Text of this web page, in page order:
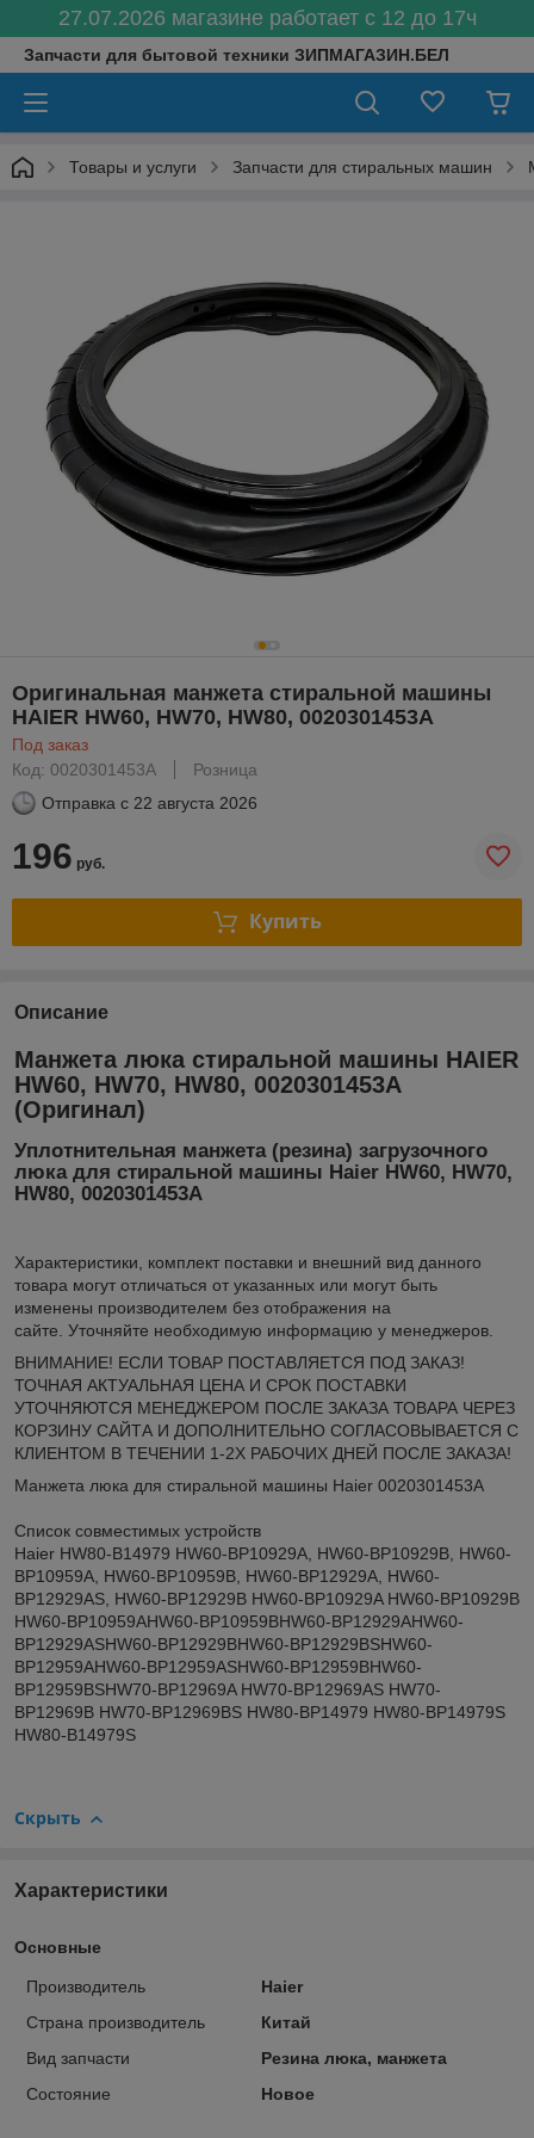
27.07.2026 магазине работает с 12 до 17ч
Запчасти для бытовой техники ЗИПМАГАЗИН.БЕЛ
Товары и услуги Запчасти для стиральных машин
Оригинальная манжета стиральной машины
HAIER HW60, HW70, HW80, 0020301453A
Под заказ
Код: 0020301453A
Розница
Отправка с 22 августа 2026
196 руб.
Купить
Описание
Манжета люка стиральной машины HAIER
HW60, HW70, HW80, 0020301453A
(Оригинал)
Уплотнительная манжета (резина) загрузочного
люка для стиральной машины Haier HW60, HW70,
HW80, 0020301453A
Xарактеристики, комплект поставки и внешний вид данного
товара могут отличаться от указанных или могут быть
изменены производителем без отображения на
сайте. Уточняйте необходимую информацию у менеджеров.
ВНИМАНИЕ! ЕСЛИ ТОВАР ПОСТАВЛЯЕТСЯ ПОД ЗАКАЗ!
ТОЧНАЯ АКТУАЛЬНАЯ ЦЕНА И СРОК ПОСТАВКИ
УТОЧНЯЮТСЯ МЕНЕДЖЕРОМ ПОСЛЕ ЗАКАЗА ТОВАРА ЧЕРЕЗ
КОРЗИНУ САЙТА И ДОПОЛНИТЕЛЬНО СОГЛАСОВЫВАЕТСЯ С
КЛИЕНТОМ В ТЕЧЕНИИ 1-2Х РАБОЧИХ ДНЕЙ ПОСЛЕ ЗАКАЗА!
Манжета люка для стиральной машины Haier 0020301453A
Список совместимых устройств
Haier HW80-B14979 HW60-BP10929A, HW60-BP10929B, HW60-
BP10959A, HW60-BP10959B, HW60-BP12929A, HW60-
BP12929AS, HW60-BP12929B HW60-BP10929A HW60-BP10929B
HW60-BP10959AHW60-BP10959BHW60-BP12929AHW60-
BP12929ASHW60-BP12929BHW60-BP12929BSHW60-
BP12959AHW60-BP12959ASHW60-BP12959BHW60-
BP12959BSHW70-BP12969A HW70-BP12969AS HW70-
BP12969B HW70-BP12969BS HW80-BP14979 HW80-BP14979S
HW80-B14979S
Скрыть
Характеристики
Основные
Производитель
Haier
Страна производитель
Китай
Вид запчасти
Резина люка, манжета
Состояние
Новое